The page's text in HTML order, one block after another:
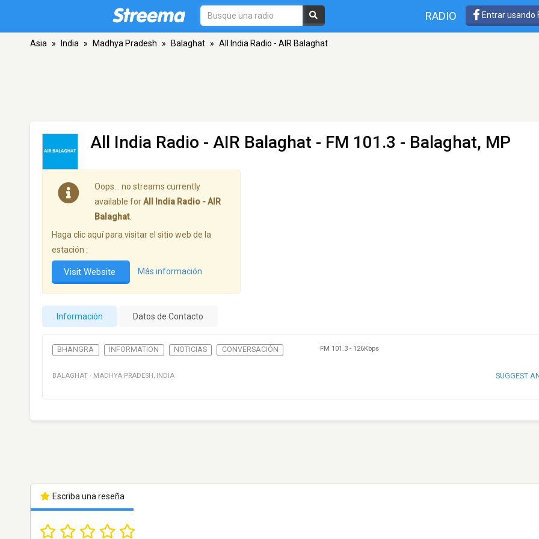
RADIO Entrar usando
Asia » India » Madhya Pradesh » Balaghat » All India Radio - AIR Balaghat
All India Radio - AIR Balaghat - FM 101.3 - Balaghat, MP
Oops… no streams currently
available forAll India Radio - AIR
Balaghat.
Haga clic aquí para visitar el sitio web de la
estación :
Visit Website Más información
Información Datos de Contacto
BHANGRA INFORMATION NOTICIAS CONVERSACIÓN FM 101.3 - 126Kbps
BALAGHAT · MADHYA PRADESH , INDIA SUGGEST
Escriba una reseña